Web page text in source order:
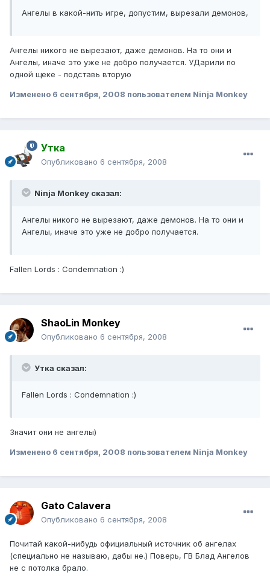
Ангелы в какой-нить игре, допустим, вырезали демонов,
Ангелы никого не вырезают, даже демонов. На то они и
Ангелы, иначе это уже не добро получается. УДарили по
одной щеке - подставь вторую
Изменено 6 сентября, 2008 пользователем Ninja Monkey
Утка
Опубликовано 6 сентября, 2008
Ninja Monkey сказал:
Ангелы никого не вырезают, даже демонов. На то они и
Ангелы, иначе это уже не добро получается.
Fallen Lords : Condemnation :)
ShaoLin Monkey
Опубликовано 6 сентября, 2008
Утка сказал:
Fallen Lords : Condemnation :)
Значит они не ангелы)
Изменено 6 сентября, 2008 пользователем Ninja Monkey
Gato Calavera
Опубликовано 6 сентября, 2008
Почитай какой-нибудь официальный источник об ангелах
(специально не называю, дабы не.) Поверь, ГВ Блад Ангелов
не с потолка брало.